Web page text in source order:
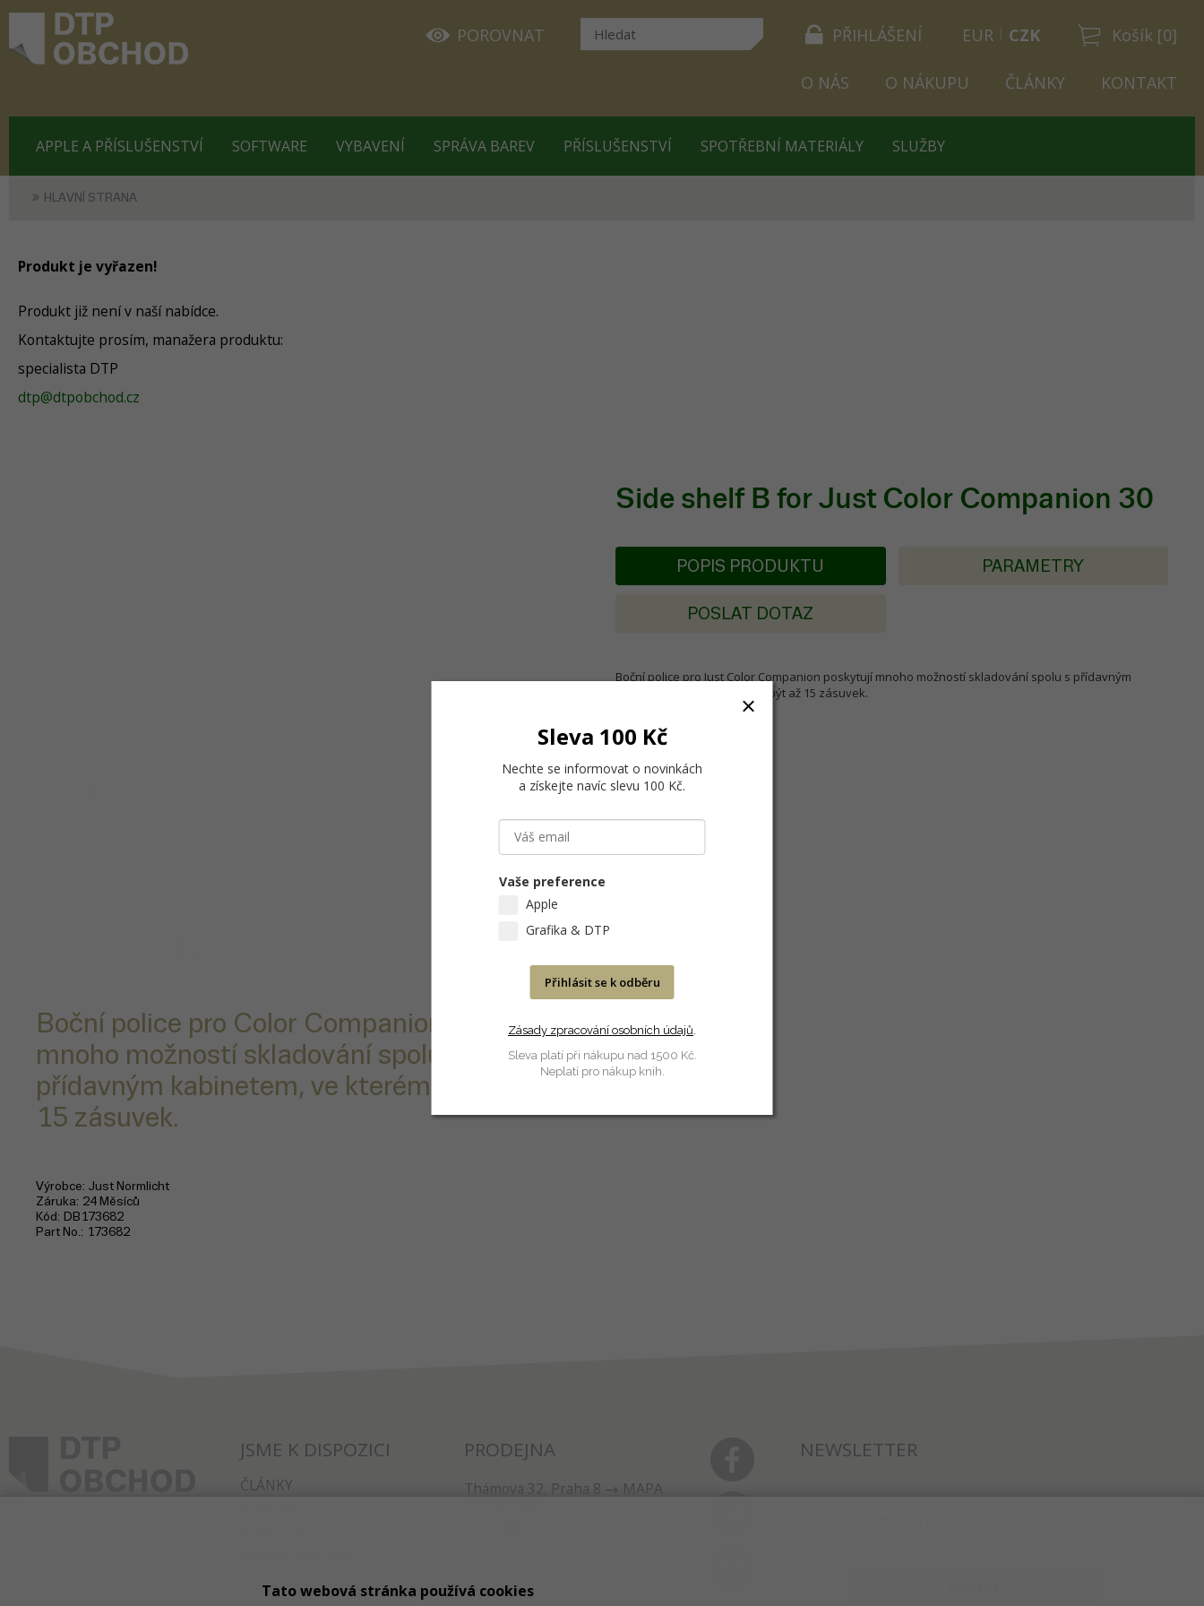
PŘIHLÁŠENÍ Košík [0]
POROVNAT EUR CZK
O NÁS O NÁKUPU ČLÁNKY KONTAKT
APPLE A PŘÍSLUŠENSTVÍ SOFTWARE VYBAVENÍ SPRÁVA BAREV PŘÍSLUŠENSTVÍ SPOTŘEBNÍ MATERIÁLY SLUŽBY
HLAVNÍ STRANA
Produkt je vyřazen!
Produkt již není v naší nabídce.
Kontaktujte prosím, manažera produktu:
specialista DTP
dtp@dtpobchod.cz
Side shelf B for Just Color Companion 30
Boční police pro Color Companion poskytují
mnoho možností skladování spolu s
přídavným kabinetem, ve kterém může být až
15 zásuvek.
Výrobce Just Normlicht
Záruka 24 Měsíců
Kód
DB173682
Part No.
173682
POPIS PRODUKTU PARAMETRY
POSLAT DOTAZ
Boční police pro Just Color Companion poskytují mnoho možností skladování spolu s přídavným
kabinetem, ve kterém může být až 15 zásuvek.
JSME K DISPOZICI
ČLÁNKY
PRODEJNA
Thámova 32, Praha 8
MAPA
NEWSLETTER
Tato webová stránka používá cookies
Sleva 100 Kč
Nechte se informovat o novinkách
a získejte navíc slevu 100 Kč.
Vaše preference
Apple
Grafika & DTP
Přihlásit se k odběru
Zásady zpracování osobních údajů
Sleva platí při nákupu nad 1500 Kč.
Neplatí pro nákup knih.